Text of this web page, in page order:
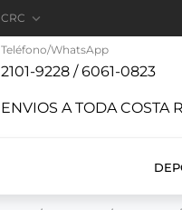
CRC 
Teléfono/WhatsApp
2101-9228 / 6061-0823
ENVIOS A TODA COSTA